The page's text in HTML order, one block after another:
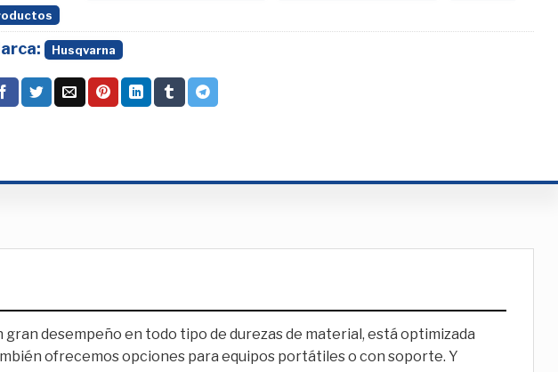
Husqvarna
desempeño en todo tipo de durezas de material, está optimizada
ofrecemos opciones para equipos portátiles o con soporte. Y